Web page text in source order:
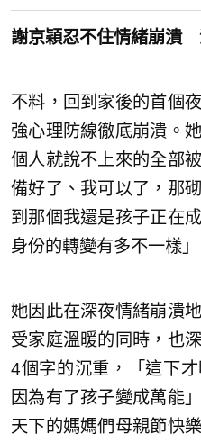
謝京穎忍不住情緒崩潰
不料，回到家後的首個
強心理防線徹底崩潰。
個人就說不上來的全部
備好了、我可以了，那
到那個我還是孩子正在
身份的轉變有多不一樣」
她因此在深夜情緒崩潰
受家庭溫暖的同時，也
4個字的沉重，「這下
因為有了孩子變成萬能
天下的媽媽們母親節快